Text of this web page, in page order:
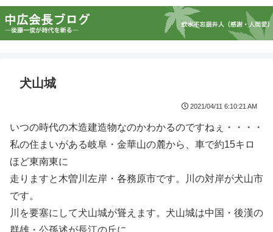
犬山城
2021/04/11 6:10:21 AM
いつの時代の木造建造物なのかわかるのですねぇ・・・・
私の住まいがある岐阜・金華山の麓から、車で約15キロ
ほど東南東に
走りますと木曽川左岸・各務原市です。川の対岸が犬山市
です。
川を要塞にして犬山城が聳えます。犬山城は中国・後漢の
群雄・公孫述が長江の丘に